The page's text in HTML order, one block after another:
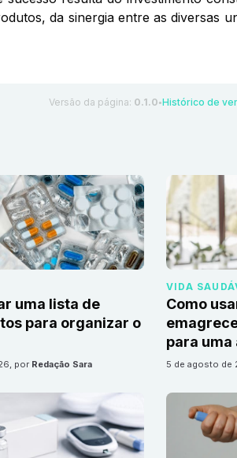
da sinergia entre as diversas
Versão da página: 0.1.0 ●Histórico de
uma lista de
para organizar o
, por Redação Sara
VIDA
Como
para
5 de agosto de